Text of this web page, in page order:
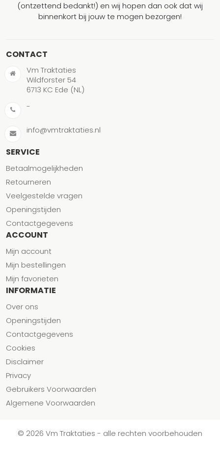
(ontzettend bedankt!) en wij hopen dan ook dat wij
binnenkort bij jouw te mogen bezorgen!
CONTACT
Vm Traktaties
Wildforster 54
6713 KC Ede (NL)
-
info@vmtraktaties.nl
SERVICE
Betaalmogelijkheden
Retourneren
Veelgestelde vragen
Openingstijden
Contactgegevens
ACCOUNT
Mijn account
Mijn bestellingen
Mijn favorieten
INFORMATIE
Over ons
Openingstijden
Contactgegevens
Cookies
Disclaimer
Privacy
Gebruikers Voorwaarden
Algemene Voorwaarden
© 2026 Vm Traktaties - alle rechten voorbehouden